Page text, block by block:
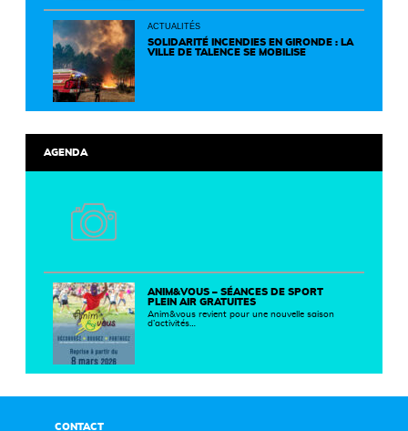
un territoire plus durable et solidaire.
ACTUALITÉS
SOLIDARITÉ INCENDIES EN GIRONDE : LA
VILLE DE TALENCE SE MOBILISE
AGENDA
ANIM&VOUS – SÉANCES DE SPORT
PLEIN AIR GRATUITES
Anim&vous revient pour une nouvelle saison
d’activités…
CONTACT